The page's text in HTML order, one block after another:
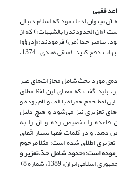
فقهی
مى‏توان ادعا نمود که اسلام دنبال
(«ان الحدود تدرا بالشبهات») که از
پیامبر خدا (ص) فرمودند: «إدرؤوا
الحدود بالشبهات»؛ حدود را به شبهات دفع کنید. (متقی هندی ، 1374،
مورد بحث شامل مجازات‌های غیر
باید گفت که معنای این لفظ مطلق
لفظ جمع همراه با الف و لام بوده و
تعزیری نیز می‌شود و هیچ دلیل
قاعده را تخصیص زده و آن را به
و در کلمات فقها بسیار اتّفاق
اطلاق شده است؛ مثلا مرحوم
است:«حدود شامل حدّ، تعزیر و
ایران، 1389، شماره 8)